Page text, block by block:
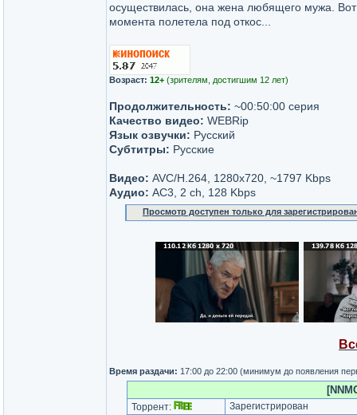
осуществилась, она жена любящего мужа. Вот
момента полетела под откос...
Возраст: 12+ (зрителям, достигшим 12 лет)
Продолжительность: ~00:50:00 серия
Качество видео: WEBRip
Язык озвучки: Русский
Субтитры: Русские
Видео: AVC/H.264, 1280x720, ~1797 Kbps
Аудио: AC3, 2 ch, 128 Kbps
Просмотр доступен только для
Время раздачи: 17:00 до 22:00 (минимум до появления
Торрент:
Зарегистрирован